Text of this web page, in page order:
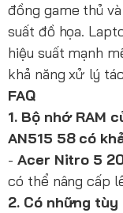
đồng game thủ
suất đồ họa.
hiệu suất mạnh
khả năng xử lý
FAQ
1. Bộ nhớ RAM
AN515 58 có
- Acer Nitro 5
có thể nâng cấp
2. Có những